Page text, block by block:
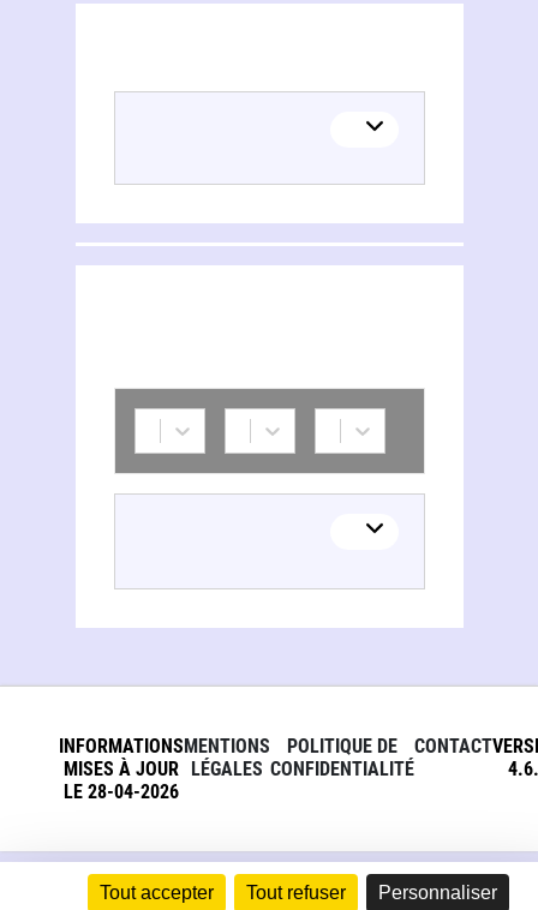
Tout accepter Tout refuser Personnaliser
INFORMATIONS
MISES À JOUR
LE 28-04-2026
MENTIONS
LÉGALES
POLITIQUE DE
CONFIDENTIALITÉ
CONTACT